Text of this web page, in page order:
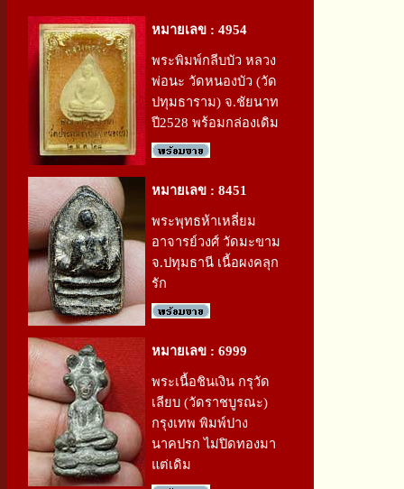
หมายเลข : 4954
พระพิมพ์กลีบบัว หลวง
พ่อนะ วัดหนองบัว (วัด
ปทุมธาราม) จ.ชัยนาท
ปี2528 พร้อมกล่องเดิม
หมายเลข : 8451
พระพุทธห้าเหลี่ยม
อาจารย์วงศ์ วัดมะขาม
จ.ปทุมธานี เนื้อผงคลุก
รัก
หมายเลข : 6999
พระเนื้อชินเงิน กรุวัด
เลียบ (วัดราชบูรณะ)
กรุงเทพ พิมพ์ปาง
นาคปรก ไม่ปิดทองมา
แต่เดิม